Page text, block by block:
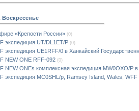
Воскресенье
«Крепости России» (0)
экспедиция UT/DL1ET/P (0)
экспедиция UE1RFF/0 в Ханкайский
NEW ONE RFF-092 (0)
NEW ONEs комплексная экспедиция MW0OXO/P
экспедиция MC0SHL/p, Ramsey Island, Wales,